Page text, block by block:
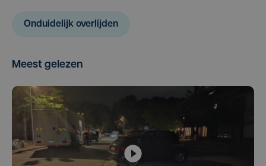
Onduidelijk overlijden
Meest gelezen